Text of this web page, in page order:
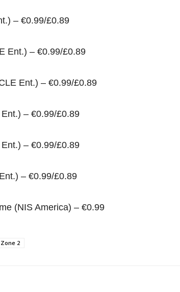
– €0.99/£0.89
Ent.) – €0.99/£0.89
Ent.) – €0.99/£0.89
– €0.99/£0.89
– €0.99/£0.89
– €0.99/£0.89
(NIS America) – €0.99
2